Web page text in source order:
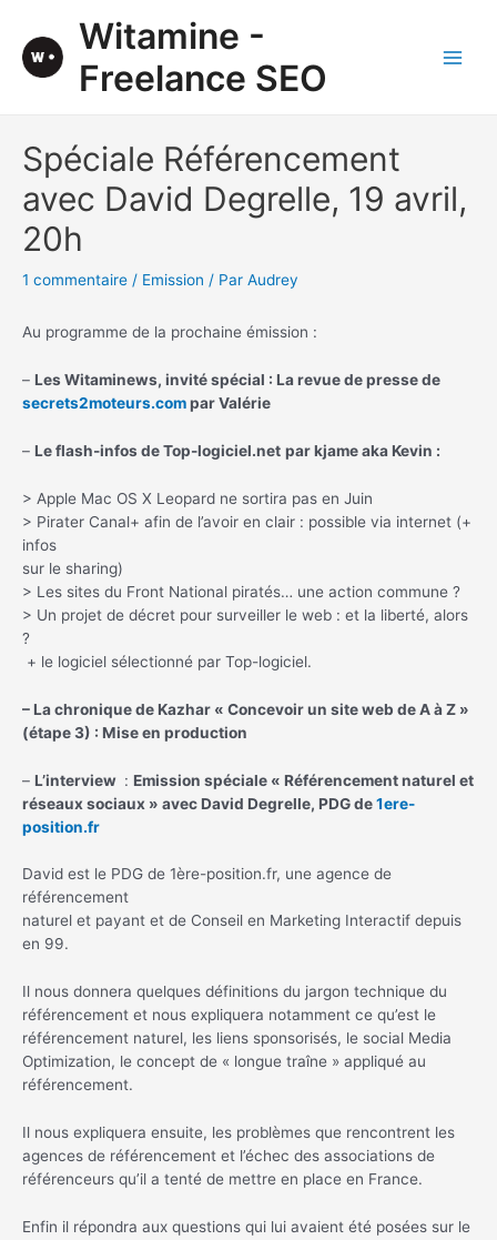
contenu
Witamine -
Freelance SEO
Spéciale Référencement
avec David Degrelle, 19 avril,
20h
1 commentaire / Emission / Par Audrey
Au programme de la prochaine émission :
– Les Witaminews, invité spécial : La revue de presse de
secrets2moteurs.compar Valérie
– Le flash-infos de Top-logiciel.net par kjame aka Kevin :
> Apple Mac OS X Leopard ne sortira pas en Juin
> Pirater Canal+ afin de l’avoir en clair : possible via internet (+
infos
sur le sharing)
> Les sites du Front National piratés… une action commune ?
> Un projet de décret pour surveiller le web : et la liberté, alors
?
+ le logiciel sélectionné par Top-logiciel.
– La chronique de Kazhar « Concevoir un site web de A à Z »
(étape 3) : Mise en production
– L’interview : Emission spéciale « Référencement naturel et
réseaux sociaux » avec David Degrelle, PDG de1ere-
position.fr
David est le PDG de 1ère-position.fr, une agence de
référencement
naturel et payant et de Conseil en Marketing Interactif depuis
en 99.
Il nous donnera quelques définitions du jargon technique du
référencement et nous expliquera notamment ce qu’est le
référencement naturel, les liens sponsorisés, le social Media
Optimization, le concept de « longue traîne » appliqué au
référencement.
Il nous expliquera ensuite, les problèmes que rencontrent les
agences de référencement et l’échec des associations de
référenceurs qu’il a tenté de mettre en place en France.
Enfin il répondra aux questions qui lui avaient été posées sur le